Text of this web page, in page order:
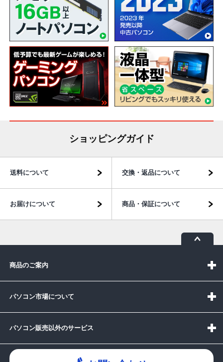
ショッピングガイド
送料について 交換・返品について
お届けについて 商品・保証について
商品のご案内
パソコン市場について
パソコン販売以外のサービス